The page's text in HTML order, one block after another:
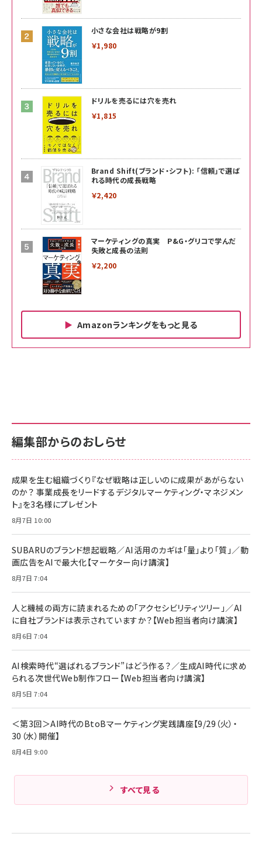
小さな会社は戦略が9割
￥1,980
ドリルを売るには穴を売れ
￥1,815
Brand Shift(ブランド・シフト): 「信頼」で選ば
れる時代の成長戦略
￥2,420
マーケティングの真実 P&G・グリコで学んだ
失敗と成長の法則
￥2,200
Amazonランキングをもっと見る
￥880
anan(アンアン)2026/06/24号 No.2500増刊
スペシャルエディション[王道エンタメの矜持／
￥1,100
anan(アンアン)2026/07/08号 No.2502[2026
￥880
ママ投資家が育休中に１億貯めた株式投資
組織の成果を最大化する ルールのデザイン
￥1,980
Amazonランキングをもっと見る
サポート正規品 メーカー保証5年 KLMEA128G
NIMASO ガラスフィルム iPhone 17 用 保護フィ
すい ガイド枠付き いPhone17 (6.3インチ) 対応
2枚セット DSP25F1698
￥1,599
￥6,980
全ワイヤレスイヤホン/アクティブノイズキャンセリ
技術基準適合】ブラック
￥5,990
ケーブル Anker絡まないケーブル 240W 結束バン
ド付き USB PD対応 シリコン素材採用 iPhone
17 / 16 / 15 / Galaxy iPad Pro MacBook
Pro/Air 各種対応 (1.8m ミッドナイトブラック)
￥1,890
サポート正規品 メーカー保証5年 KLMEA128G
Amazon eギフトカード - Amazonロゴ - クラ
￥5,000
Anker PowerLine III Flow USB-C & USB-C
Pro/Air 各種対応 (1.8m ミッドナイトブラック)
￥1,890
サッポロ 生ビール 黒ラベル 350ml 缶 24本 ビー
ル ケース買い【6/30応募〆切! 黒ラベルビヤセラー
￥4,857
編集部からのおしらせ
成果を生む組織づくり『なぜ戦略は正しいのに成果があがらない
のか？ 事業成長をリードするデジタルマーケティング・マネジメン
ト』を3名様にプレゼント
8月7日 10:00
SUBARUのブランド想起戦略／AI活用のカギは「量」より「質」／動
画広告をAIで最大化【マーケター向け講演】
8月7日 7:04
人と機械の両方に読まれるための「アクセシビリティツリー」／AI
に自社ブランドは表示されていますか？【Web担当者向け講演】
8月6日 7:04
AI検索時代“選ばれるブランド”はどう作る？／生成AI時代に求め
られる次世代Web制作フロー【Web担当者向け講演】
8月5日 7:04
＜第3回＞AI時代のBtoBマーケティング実践講座【9/29（火）・
30（水）開催】
8月4日 9:00
すべて見る